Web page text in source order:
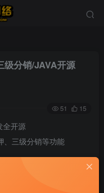
级分销/JAVA开源
51 15
全开源
、三级分销等功能